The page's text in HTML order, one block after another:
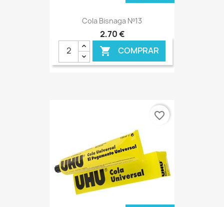
Cola Bisnaga Nº13
2,70 €
 COMPRAR
favorite_border